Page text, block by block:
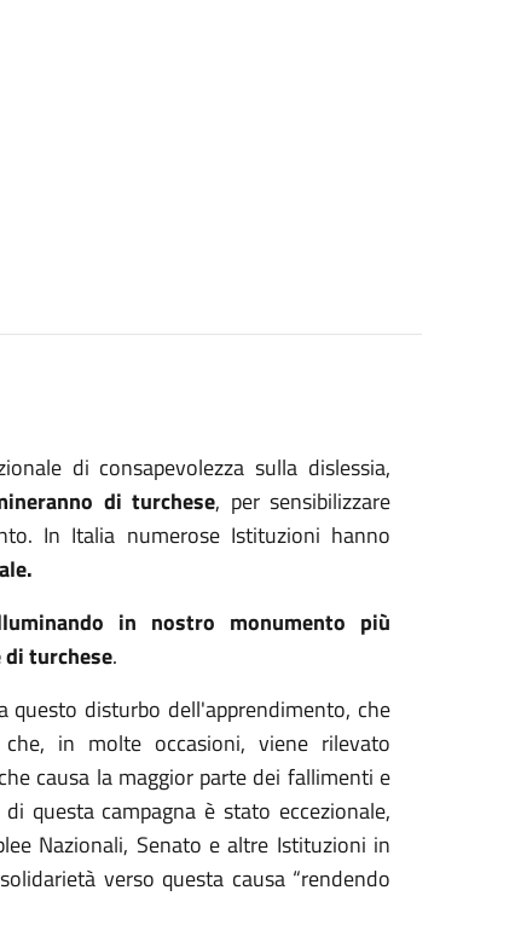
di consapevolezza sulla dislessia,
di turchese, per sensibilizzare
In Italia numerose Istituzioni hanno
in nostro monumento più
turchese.
questo disturbo dell'apprendimento, che
in molte occasioni, viene rilevato
causa la maggior parte dei fallimenti e
questa campagna è stato eccezionale,
Nazionali, Senato e altre Istituzioni in
verso questa causa “rendendo